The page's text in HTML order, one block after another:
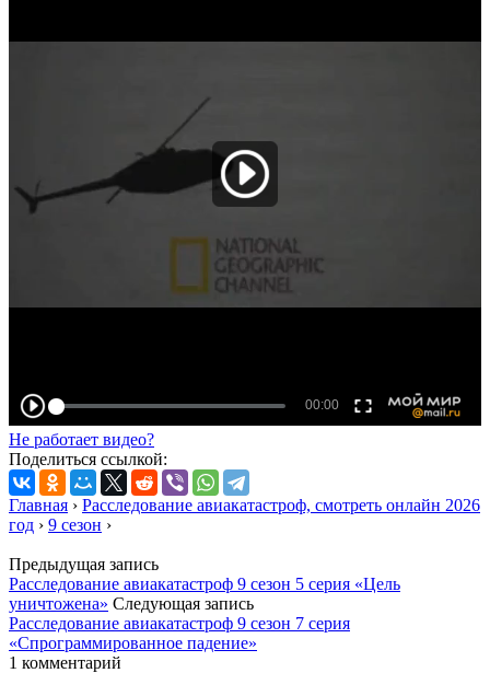
Не работает видео?
Поделиться ссылкой:
Главная › Расследование авиакатастроф, смотреть онлайн 2026
год › 9 сезон ›
Предыдущая запись
Расследование авиакатастроф 9 сезон 5 серия «Цель
уничтожена» Следующая запись
Расследование авиакатастроф 9 сезон 7 серия
«Спрограммированное падение»
1 комментарий